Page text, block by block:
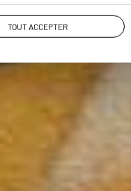
TOUT ACCEPTER